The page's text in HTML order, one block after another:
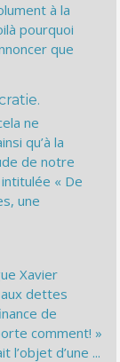
à la
pourquoi
que
ne
qu’à la
de notre
« De
une
Xavier
dettes
de
comment! »
l’objet d’une ...